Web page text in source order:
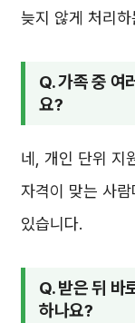
늦지 않게 처리
Q. 가족 중 여
요?
네, 개인 단위 지
자격이 맞는 사
있습니다.
Q. 받은 뒤 바
하나요?